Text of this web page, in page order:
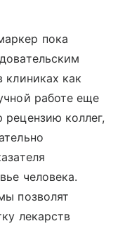
пока
клиниках как
работе еще
коллег,
человека.
позволят
лекарств